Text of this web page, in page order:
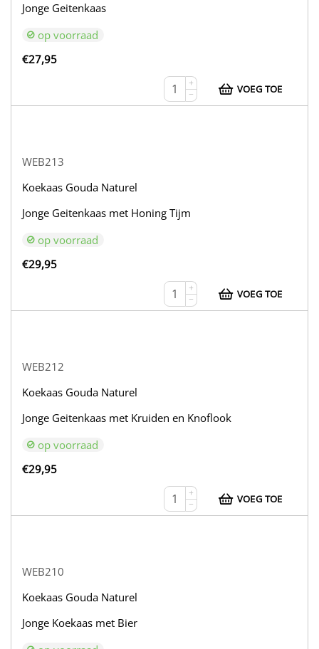
Jonge Geitenkaas
op voorraad
€27,95
+
−
VOEG TOE
WEB213
Koekaas Gouda Naturel
Jonge Geitenkaas met Honing Tijm
op voorraad
€29,95
+
−
VOEG TOE
WEB212
Koekaas Gouda Naturel
Jonge Geitenkaas met Kruiden en Knoflook
op voorraad
€29,95
+
−
VOEG TOE
WEB210
Koekaas Gouda Naturel
Jonge Koekaas met Bier